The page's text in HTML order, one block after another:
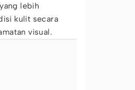
lebih
kulit secara
visual.